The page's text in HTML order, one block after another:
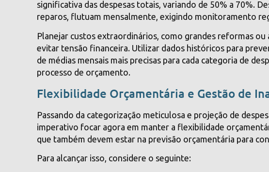
significativa das despesas totais, variando de 50% a 70%.
reparos, flutuam mensalmente, exigindo monitoramento
Planejar custos extraordinários, como grandes reformas ou
evitar tensão financeira. Utilizar dados históricos para
de médias mensais mais precisas para cada categoria de
processo de orçamento.
Flexibilidade Orçamentária e Gestão de
Passando da categorização meticulosa e projeção de
imperativo focar agora em manter a flexibilidade
que também devem estar na previsão orçamentária para
Para alcançar isso, considere o seguinte: